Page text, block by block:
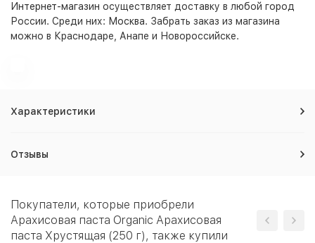
Интернет-магазин осуществляет доставку в любой город
России. Среди них: Москва. Забрать заказ из магазина
можно в Краснодаре, Анапе и Новороссийске.
Характеристики
Отзывы
Покупатели, которые приобрели
Арахисовая паста Organic Арахисовая
паста Хрустящая (250 г), также купили